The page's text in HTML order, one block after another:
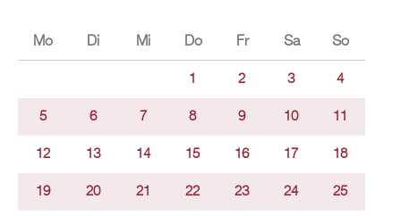
Mo Di Mi Do Fr Sa So
1 2 3 4
5 6 7 8 9 10 11
12 13 14 15 16 17 18
19 20 21 22 23 24 25